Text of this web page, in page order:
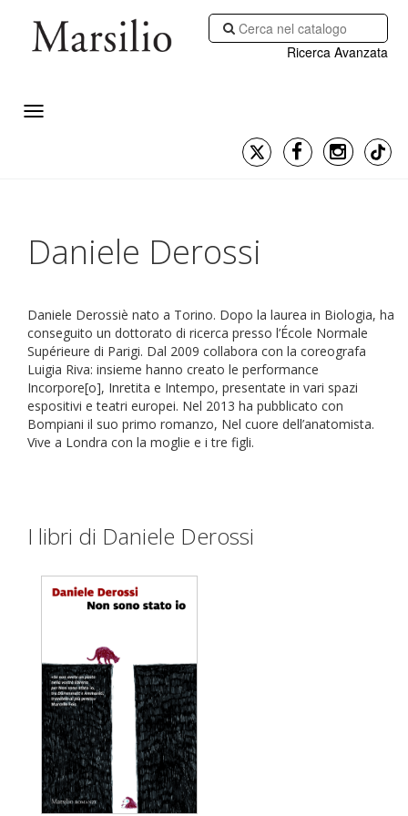
Ricerca Avanzata
Daniele Derossi
Daniele Derossiè nato a Torino. Dopo la laurea in Biologia, ha
conseguito un dottorato di ricerca presso l’École Normale
Supérieure di Parigi. Dal 2009 collabora con la coreografa
Luigia Riva: insieme hanno creato le performance
Incorpore[o], Inretita e Intempo, presentate in vari spazi
espositivi e teatri europei. Nel 2013 ha pubblicato con
Bompiani il suo primo romanzo, Nel cuore dell’anatomista.
Vive a Londra con la moglie e i tre figli.
I libri di Daniele Derossi